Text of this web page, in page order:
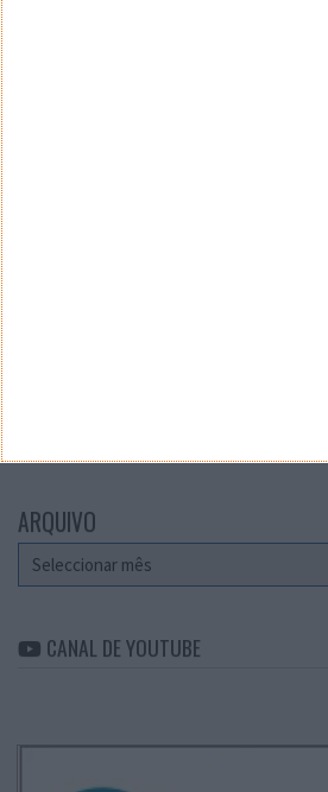
ARQUIVO
Arquivo
CANAL DE YOUTUBE